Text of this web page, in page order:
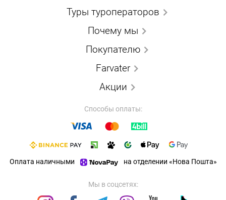
Туры туроператоров
Почему мы
Покупателю
Farvater
Акции
Способы оплаты:
Оплата наличными на отделении «Нова Пошта»
Мы в соцсетях: